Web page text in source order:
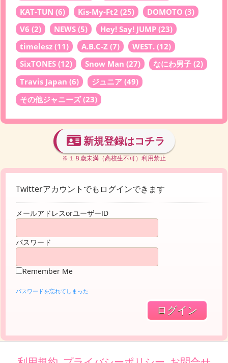
KAT-TUN (6) Kis-My-Ft2 (25) DOMOTO (3)
V6 (2) NEWS (5) Hey! Say! JUMP (23)
timelesz (11) A.B.C-Z (7) WEST. (12)
SixTONES (12) Snow Man (27) なにわ男子 (2)
Travis Japan (6) ジュニア (49)
その他ジャニーズ(23)
新規登録はコチラ
※１８歳未満（高校生不可）利用禁止
Twitterアカウントでもログインできます
メールアドレスorユーザーID
パスワード
Remember Me
パスワードを忘れてしまった